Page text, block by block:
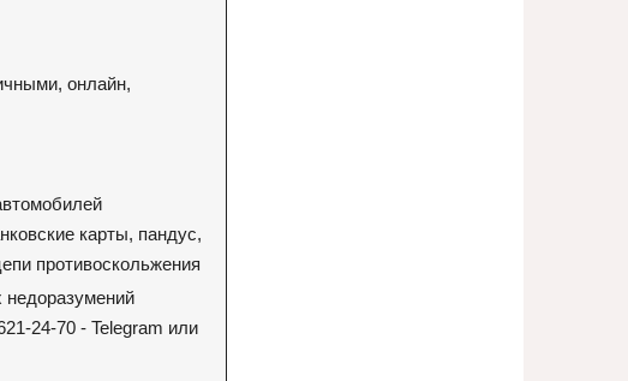
онлайн,
карты, пандус,
противоскольжения
недоразумений
24-70 - Telegram или